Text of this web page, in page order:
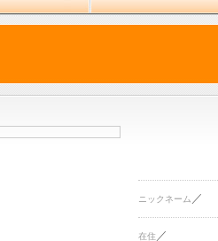
ニックネーム ／
在住 ／